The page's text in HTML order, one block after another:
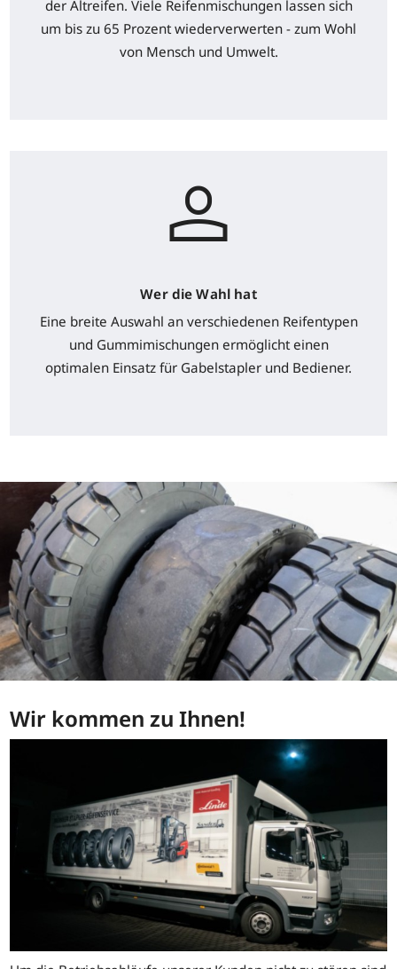
der Altreifen. Viele Reifenmischungen lassen sich
um bis zu 65 Prozent wiederverwerten - zum Wohl
von Mensch und Umwelt.
Wer die Wahl hat
Eine breite Auswahl an verschiedenen Reifentypen
und Gummimischungen ermöglicht einen
optimalen Einsatz für Gabelstapler und Bediener.
Wir kommen zu Ihnen!